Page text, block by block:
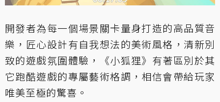
開發者為每一個場景關卡量身打造的高品質音
樂，匠心設計有自我想法的美術風格，清新別
致的遊戲氛圍體驗，《小狐狸》有著區別於其
它跑酷遊戲的專屬藝術格調，相信會帶給玩家
唯美至極的驚喜。